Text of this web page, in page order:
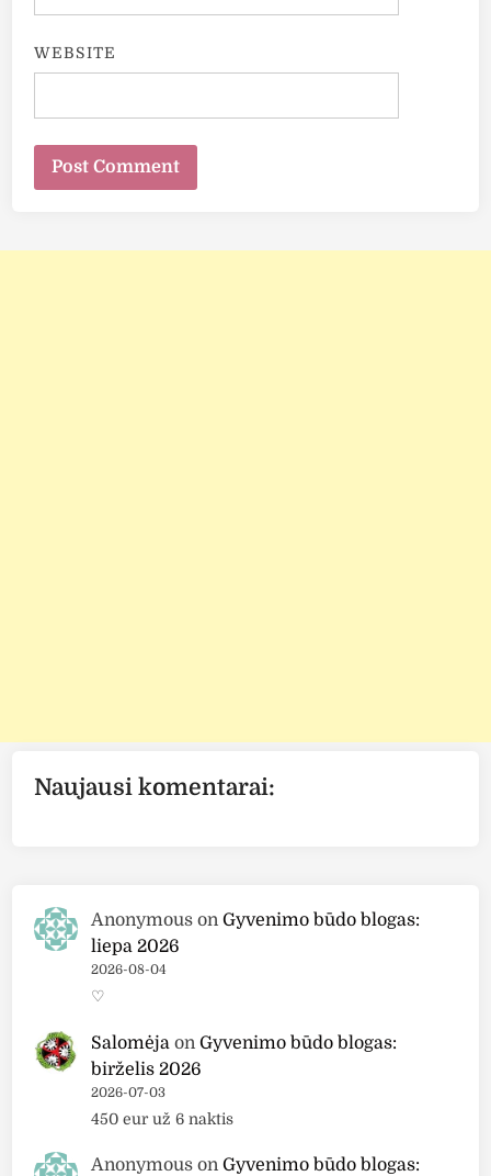
WEBSITE
Naujausi komentarai:
Anonymous onGyvenimo būdo blogas:
liepa 2026
2026-08-04
♡
Salomėja onGyvenimo būdo blogas:
birželis 2026
2026-07-03
450 eur už 6 naktis
Anonymous onGyvenimo būdo blogas: